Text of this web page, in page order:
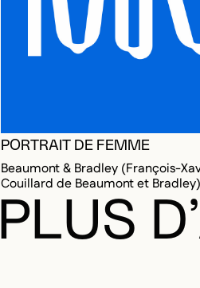
PORTRAIT DE FEMME
Beaumont & Bradley (François-
Couillard de Beaumont et Bradley)
PLUS